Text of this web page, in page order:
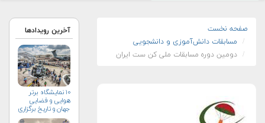
کنید
صفحه نخست
مسابقات دانش‌آموزی و دانشجویی
دومین دوره مسابقات ملی کن ست ایران
آخرین رویدادها
۱۰ نمایشگاه برتر
هوایی و فضایی
جهان و تاریخ برگزاری
آن‌ها